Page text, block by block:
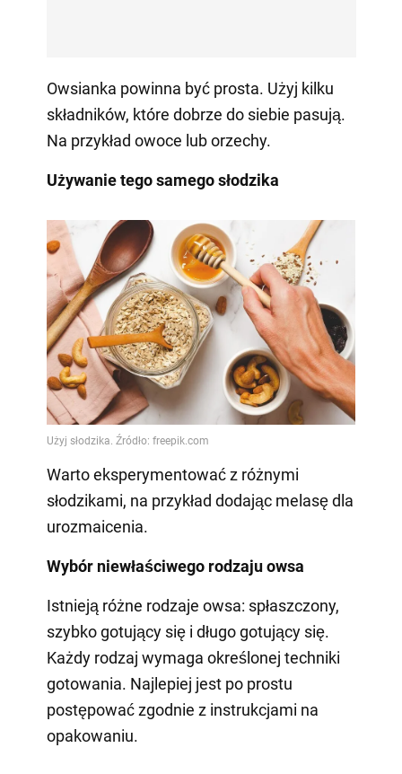
Owsianka powinna być prosta. Użyj kilku
składników, które dobrze do siebie pasują.
Na przykład owoce lub orzechy.
Używanie tego samego słodzika
Warto eksperymentować z różnymi
słodzikami, na przykład dodając melasę dla
urozmaicenia.
Wybór niewłaściwego rodzaju owsa
Istnieją różne rodzaje owsa: spłaszczony,
szybko gotujący się i długo gotujący się.
Każdy rodzaj wymaga określonej techniki
gotowania. Najlepiej jest po prostu
postępować zgodnie z instrukcjami na
opakowaniu.